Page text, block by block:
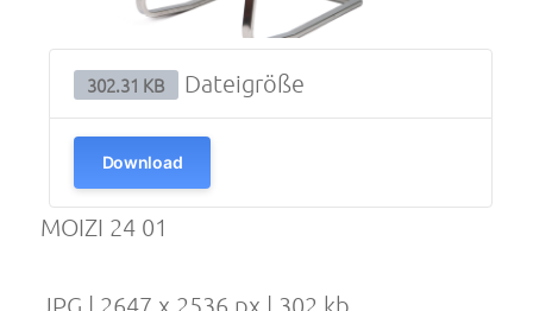
302.31 KB Dateigröße
Download
MOIZI 24 01
JPG | 2647 x 2536 px | 302 kb